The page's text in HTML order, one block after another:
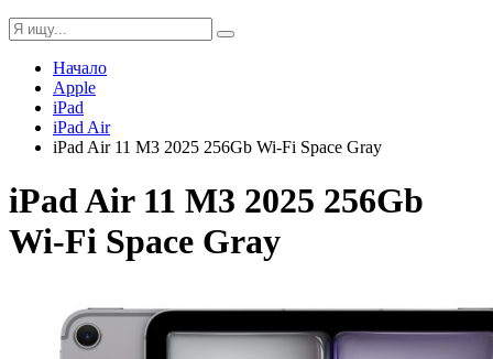
Начало
Apple
iPad
iPad Air
iPad Air 11 M3 2025 256Gb Wi-Fi Space Gray
iPad Air 11 M3 2025 256Gb
Wi-Fi Space Gray